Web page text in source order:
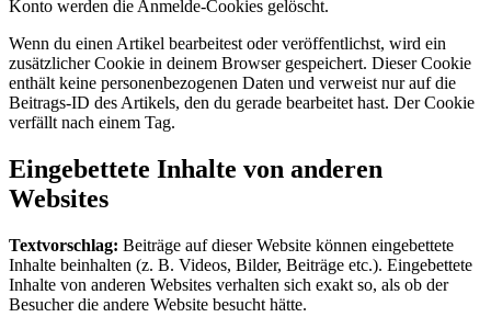
Konto werden die Anmelde-Cookies gelöscht.
Wenn du einen Artikel bearbeitest oder veröffentlichst, wird ein
zusätzlicher Cookie in deinem Browser gespeichert. Dieser Cookie
enthält keine personenbezogenen Daten und verweist nur auf die
Beitrags-ID des Artikels, den du gerade bearbeitet hast. Der Cookie
verfällt nach einem Tag.
Eingebettete Inhalte von anderen
Websites
Textvorschlag: Beiträge auf dieser Website können eingebettete
Inhalte beinhalten (z. B. Videos, Bilder, Beiträge etc.). Eingebettete
Inhalte von anderen Websites verhalten sich exakt so, als ob der
Besucher die andere Website besucht hätte.